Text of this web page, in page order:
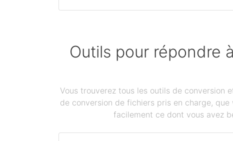
Outils pour répondre
Vous trouverez tous les outils de conversion
de conversion de fichiers pris en charge,
facilement ce dont vous avez